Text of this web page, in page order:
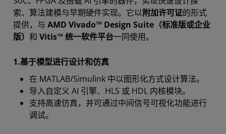
索、算法建模与早期硬件实现。它以附加许可证的形式
提供，与 AMD Vivado™ Design Suite（标准版或企业
版） 和 Vitis™ 统一软件平台一同使用。
1.基于模型进行设计和仿真
在 MATLAB/Simulink 中以图形化方式设计算法。
导入自定义 AI 引擎、HLS 或 HDL 内核模块。
支持高速仿真，并可通过中间信号可视化功能进行
调试。